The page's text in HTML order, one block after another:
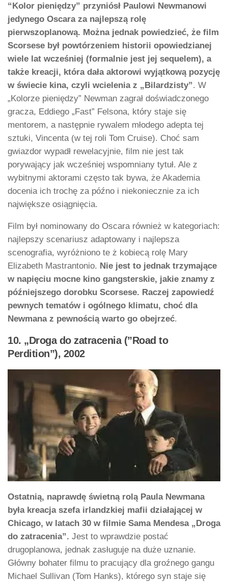
“Kolor pieniędzy” przyniósł Paulowi Newmanowi
jedynego Oscara za najlepszą rolę
pierwszoplanową. Można jednak powiedzieć, że film
Scorsese był powtórzeniem historii opowiedzianej
wiele lat wcześniej (formalnie jest jej sequelem), a
także kreacji, która dała aktorowi wyjątkową pozycję
w świecie kina, czyli wcielenia z „Bilardzisty”. W
„Kolorze pieniędzy” Newman zagrał doświadczonego
gracza, Eddiego „Fast” Felsona, który staje się
mentorem, a następnie rywalem młodego adepta tej
sztuki, Vincenta (w tej roli Tom Cruise). Choć sam
gwiazdor wypadł rewelacyjnie, film nie jest tak
porywający jak wcześniej wspomniany tytuł. Ale z
wybitnymi aktorami często tak bywa, że Akademia
docenia ich trochę za późno i niekoniecznie za ich
największe osiągnięcia.
Film był nominowany do Oscara również w kategoriach:
najlepszy scenariusz adaptowany i najlepsza
scenografia, wyróżniono te ż kobiecą rolę Mary
Elizabeth Mastrantonio. Nie jest to jednak trzymające
w napięciu mocne kino gangsterskie, jakie znamy z
późniejszego dorobku Scorsese. Raczej zapowiedź
pewnych tematów i ogólnego klimatu, choć dla
Newmana z pewnością warto go obejrzeć.
10. „Droga do zatracenia (”Road to
Perdition”), 2002
Ostatnią, naprawdę świetną rolą Paula Newmana
była kreacja szefa irlandzkiej mafii działającej w
Chicago, w latach 30 w filmie Sama Mendesa „Droga
do zatracenia”. Jest to wprawdzie postać
drugoplanowa, jednak zasługuje na duże uznanie.
Główny bohater filmu to pracujący dla groźnego gangu
Michael Sullivan (Tom Hanks), którego syn staje się